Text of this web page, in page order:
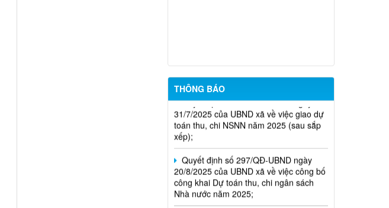
THÔNG BÁO
Tân Tiến (sau sắp xếp).
Quyết định số 203/QĐ-UBND ngày
31/7/2025 của UBND xã về việc giao dự
toán thu, chi NSNN năm 2025 (sau sắp
xếp);
Quyết định số 297/QĐ-UBND ngày
20/8/2025 của UBND xã về việc công bố
công khai Dự toán thu, chi ngân sách
Nhà nước năm 2025;